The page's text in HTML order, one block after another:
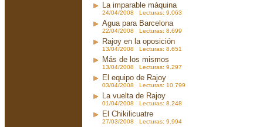
La imparable máquina
24/04/2008 Lecturas: 9.063
Agua para Barcelona
22/04/2008 Lecturas: 8.699
Rajoy en la oposición
13/04/2008 Lecturas: 8.651
Más de los mismos
13/04/2008 Lecturas: 9.297
El equipo de Rajoy
03/04/2008 Lecturas: 10.799
La vuelta de Rajoy
01/04/2008 Lecturas: 8.248
El Chikilicuatre
27/03/2008 Lecturas: 9.994